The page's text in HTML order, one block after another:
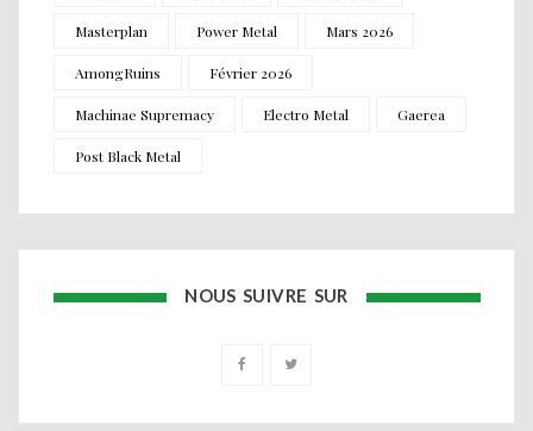
Masterplan Power Metal Mars 2026
AmongRuins Février 2026
Machinae Supremacy Electro Metal Gaerea
Post Black Metal
NOUS SUIVRE SUR